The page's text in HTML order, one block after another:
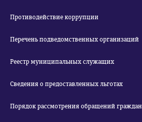
Противодействие коррупции
Перечень подведомственных организаций
Реестр муниципальных служащих
Сведения о предоставленных льготах
Порядок рассмотрения обращений граждан